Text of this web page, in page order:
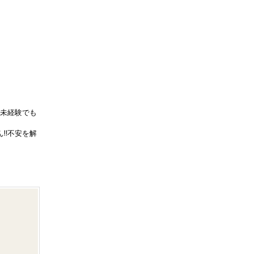
経験でも
!!不安を解